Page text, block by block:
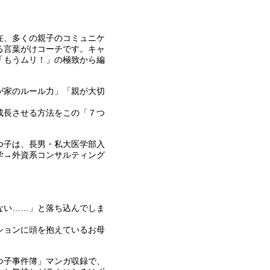
多くの親子のコミュニケ
葉がけコーチです。キャ
うムリ！」の極致から編
家のルール力」「親が大切
させる方法をこの「７つ
は、長男・私大医学部入
→外資系コンサルティング
い……」と落ち込んでしま
ンに頭を抱えているお母
事件簿」マンガ収録で、